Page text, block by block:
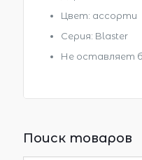
Цвет: ассорти
Серия: Blaster
Не оставляет
Поиск товаров